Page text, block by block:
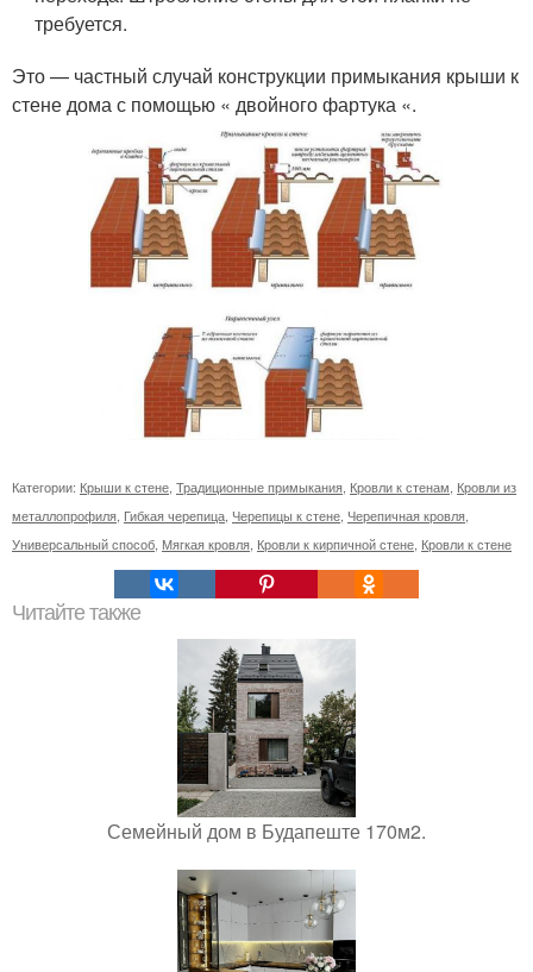
требуется.
Это — частный случай конструкции примыкания крыши к
стене дома с помощью « двойного фартука «.
Категории: Крыши к стене Традиционные примыкания Кровли к стенам Кровли из
металлопрофиля Гибкая черепица Черепицы к стене Черепичная кровля
Универсальный способ Мягкая кровля Кровли к кирпичной стене Кровли к стене
Читайте также
Семейный дом в Будапеште 170м2.